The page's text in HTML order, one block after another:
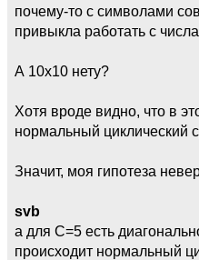
почему-то с символами
привыкла работать с
А 10х10 нету?
Хотя вроде видно, что в
нормальный циклический
Значит, моя гипотеза
svb
а для C=5 есть
происходит нормальный